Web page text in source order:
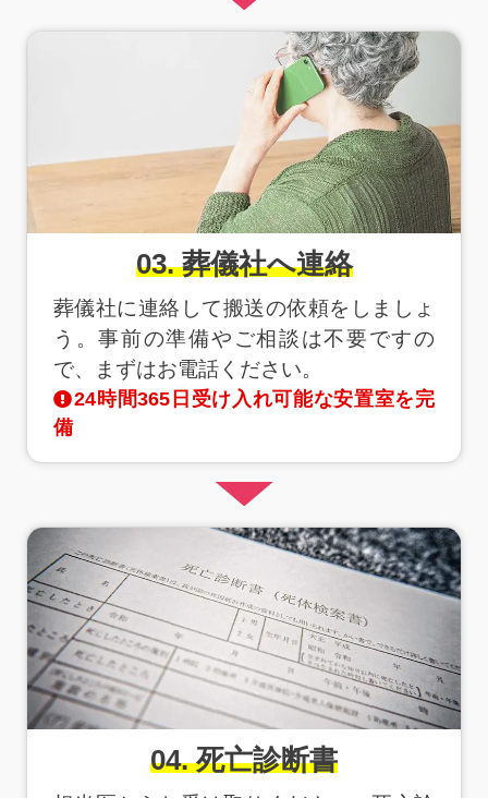
03. 葬儀社へ連絡
葬儀社に連絡して搬送の依頼をしましょ
う。事前の準備やご相談は不要ですの
で、まずはお電話ください。
24時間365日受け入れ可能な安置室を完
備
04. 死亡診断書